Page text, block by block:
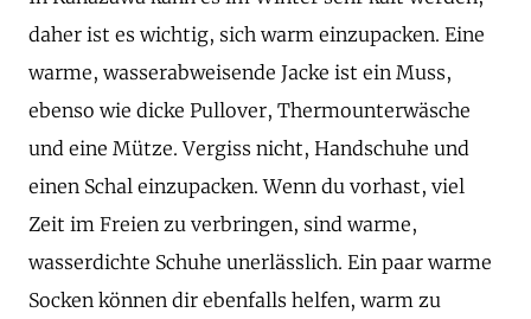
daher ist es wichtig, sich warm einzupacken. Eine
warme, wasserabweisende Jacke ist ein Muss,
ebenso wie dicke Pullover, Thermounterwäsche
und eine Mütze. Vergiss nicht, Handschuhe und
einen Schal einzupacken. Wenn du vorhast, viel
Zeit im Freien zu verbringen, sind warme,
wasserdichte Schuhe unerlässlich. Ein paar warme
Socken können dir ebenfalls helfen, warm zu